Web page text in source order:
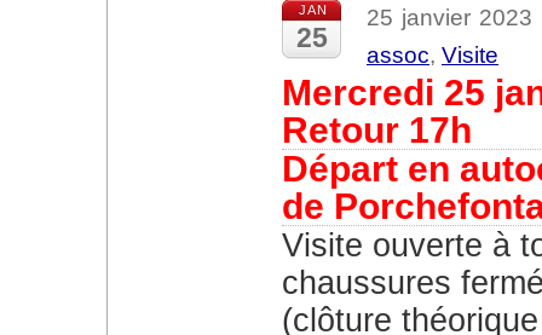
JAN
25
25 janvier
assoc, Visite
Mercredi 25
Retour 17h
Départ en
de
Visite ouverte à
chaussures
(clôture